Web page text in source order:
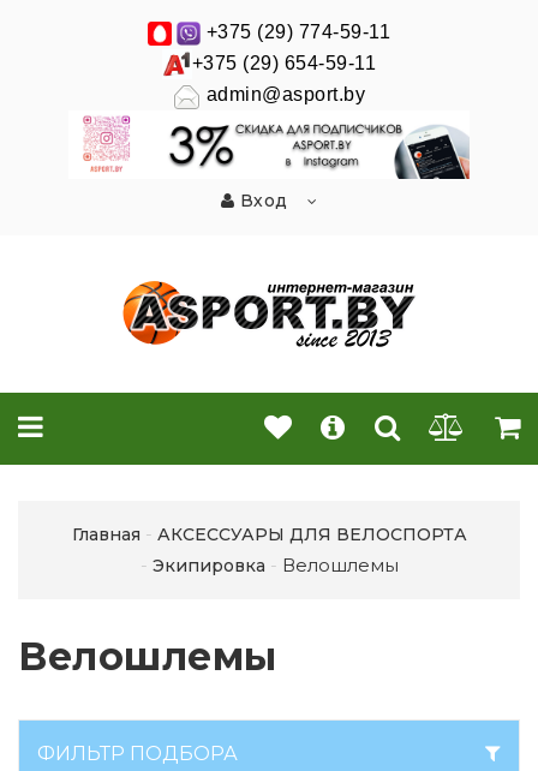
+375 (29) 774-59-11
+375 (29) 654-59-11
admin@asport.by
Вход
Главная
АКСЕССУАРЫ ДЛЯ ВЕЛОСПОРТА
Экипировка
Велошлемы
Велошлемы
ФИЛЬТР ПОДБОРА